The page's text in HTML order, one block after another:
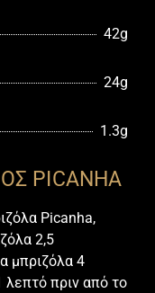
PICANHA
Picanha,
2,5
μπριζόλα 4
λεπτό πριν από το
42g
24g
1.3g